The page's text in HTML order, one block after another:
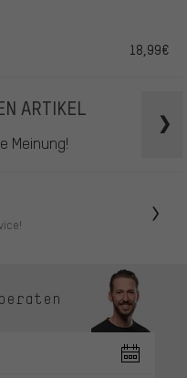
18,99€
ARTIKEL
Meinung!